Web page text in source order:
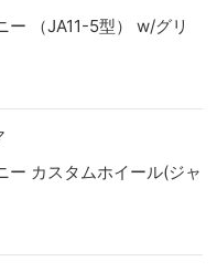
ー （JA11-5型） w/グリ
ー カスタムホイール(ジャ